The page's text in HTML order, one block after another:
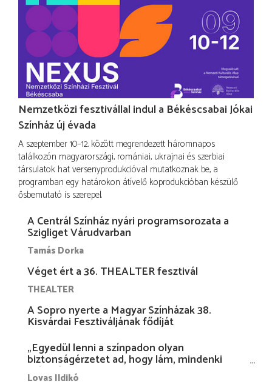
Nemzetközi fesztivállal indul a Békéscsabai Jókai
Színház új évada
A szeptember 10–12. között megrendezett háromnapos
találkozón magyarországi, romániai, ukrajnai és szerbiai
társulatok hat versenyprodukcióval mutatkoznak be, a
programban egy határokon átívelő koprodukcióban készülő
ősbemutató is szerepel.
A Centrál Színház nyári programsorozata a
Szigliget Várudvarban
Tamás Dorka
Véget ért a 36. THEALTER fesztivál
THEALTER
A Sopro nyerte a Magyar Színházak 38.
Kisvárdai Fesztiváljának fődíját
„Egyedül lenni a színpadon olyan
biztonságérzetet ad, hogy lám, mindenki
más nélkül is megvagyok magammal…”
Lovas Ildikó